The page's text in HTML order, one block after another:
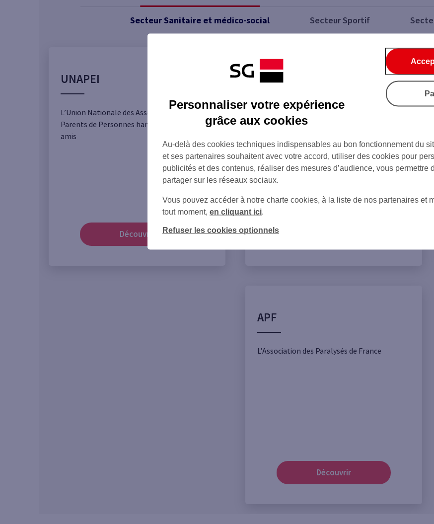
Secteur Sanitaire et médico-social Secteur Sportif
UNAPEI
L’Union Nationale des Associations de
Parents de Personnes handicapées et leurs
amis
Découvrir
UNIOPSS
L’Union Nationale Interfédérale des Œuvres
et Organismes Privés Sanitaires et Sociaux
APF
L’Association des Paralysés de France
Découvrir
Personnaliser votre expérience
grâce aux cookies
Au-delà des cookies techniques indispensables au bon fonctionnement du
et ses partenaires souhaitent avec votre accord, utiliser des cookies pour
publicités et des contenus, réaliser des mesures d’audience, vous permettre
partager sur les réseaux sociaux.
Vous pouvez accéder à notre charte cookies, à la liste de nos partenaires et
tout moment, en cliquant ici
Refuser les cookies optionnels